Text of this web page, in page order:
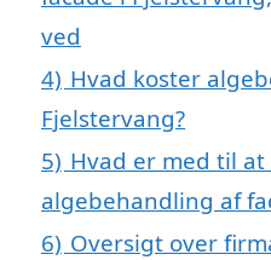
ved
4) Hvad koster
Fjelstervang?
5) Hvad er med til
algebehandling af
6) Oversigt over